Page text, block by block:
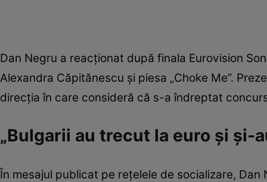
Dan Negru a reacționat după finala Eurovision
Alexandra Căpitănescu și piesa „Choke Me”.
direcția în care consideră că s-a îndreptat
„Bulgarii au trecut la euro și și-
În mesajul publicat pe rețelele de socializare,